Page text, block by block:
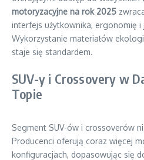
motoryzacyjne na rok 2025
interfejs użytkownika, ergonomię
Wykorzystanie materiałów
staje się standardem.
SUV-y i Crossovery w
Topie
Segment SUV-ów i crossoverów
Producenci oferują coraz więcej
konfiguracjach, dopasowując się